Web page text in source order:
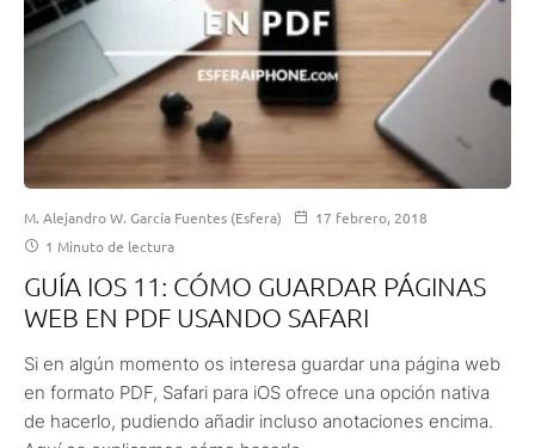
M. Alejandro W. García Fuentes (Esfera)
17 febrero, 2018
1 Minuto de lectura
GUÍA IOS 11: CÓMO GUARDAR PÁGINAS
WEB EN PDF USANDO SAFARI
Si en algún momento os interesa guardar una página web
en formato PDF, Safari para iOS ofrece una opción nativa
de hacerlo, pudiendo añadir incluso anotaciones encima.